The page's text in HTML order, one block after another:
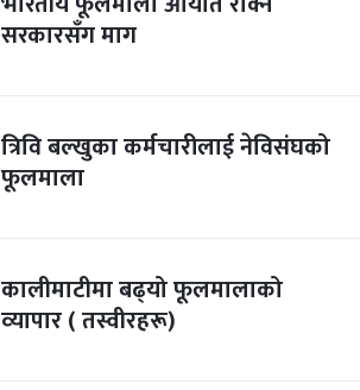
सरकारसँग माग
त्रिवि बल्खुका कर्मचारीलाई नेविसंघको
फूलमाला
कालीमाटीमा बढ्‍यो फूलमालाको
व्‍यापार ( तस्वीरहरू)